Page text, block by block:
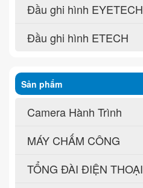
Đầu ghi hình EYETECH
Đầu ghi hình ETECH
Sản phẩm
Camera Hành Trình
MÁY CHẤM CÔNG
TỔNG ĐÀI ĐIỆN THOẠI